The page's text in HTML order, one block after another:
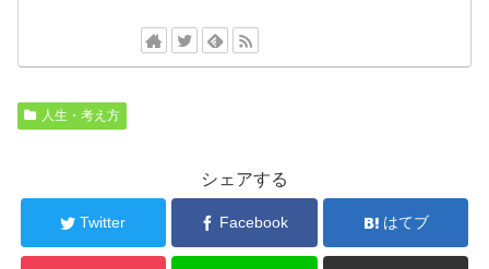
人生・考え方
シェアする
Twitter Facebook はてブ